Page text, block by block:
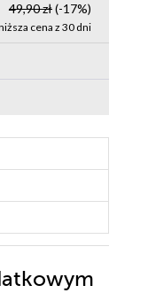
49,90 zł(-17%)
cena z 30 dni